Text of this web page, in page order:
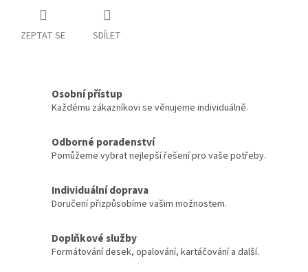
ZEPTAT SE SDÍLET
Osobní přístup
Každému zákazníkovi se věnujeme individuálně.
Odborné poradenství
Pomůžeme vybrat nejlepší řešení pro vaše potřeby.
Individuální doprava
Doručení přizpůsobíme vašim možnostem.
Doplňkové služby
Formátování desek, opalování, kartáčování a další.